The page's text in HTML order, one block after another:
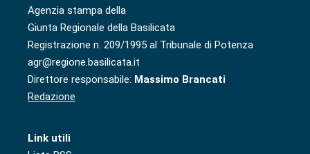
Agenzia stampa della
Giunta Regionale della Basilicata
Registrazione n. 209/1995 al Tribunale di Potenza
agr@regione.basilicata.it
Direttore responsabile: Massimo Brancati
Redazione
Link utili